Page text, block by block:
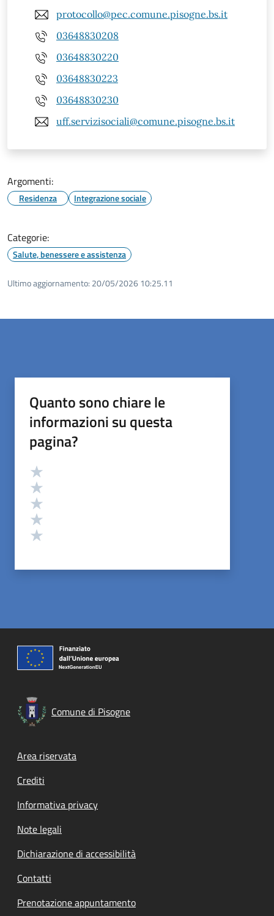
protocollo@pec.comune.pisogne.bs.it
03648830208
03648830220
03648830223
03648830230
uff.servizisociali@comune.pisogne.bs.it
Argomenti:
Residenza Integrazione sociale
Categorie:
Salute, benessere e assistenza
Ultimo aggiornamento: 20/05/2026 10:25.11
Quanto sono chiare le
informazioni su questa
pagina?
Valutazione
Comune di Pisogne
Footer menu
Area riservata
Crediti
Informativa privacy
Note legali
Dichiarazione di accessibilità
Contatti
Prenotazione appuntamento